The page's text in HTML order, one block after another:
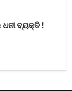
ବ୍ୟକ୍ତି !